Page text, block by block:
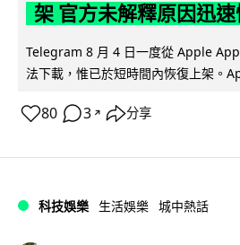
架 官方未解釋原因迅
Telegram 8 月 4 日一度從 Apple
法下載，惟已於短時間內恢復上架。
80 3 ↗ 分享
科技娛樂 生活娛樂 城中熱話